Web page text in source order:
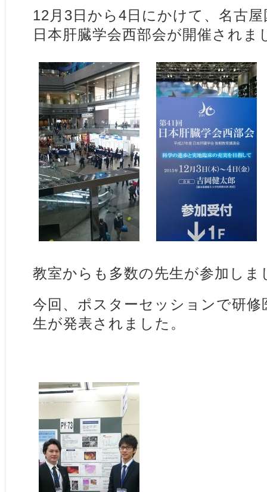
12月3日から4日にかけて、名古
日本肝臓学会西部会が開催されま
教室からも多数の先生が参加しま
今回、ポスターセッションで研修
生が発表されました。